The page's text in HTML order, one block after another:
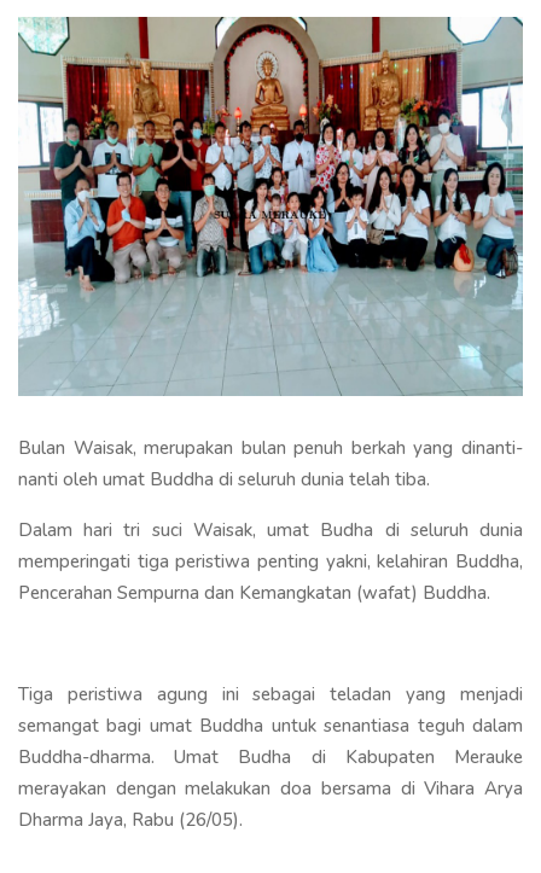
Bulan Waisak, merupakan bulan penuh berkah yang dinanti-
nanti oleh umat Buddha di seluruh dunia telah tiba.
Dalam hari tri suci Waisak, umat Budha di seluruh dunia
memperingati tiga peristiwa penting yakni, kelahiran Buddha,
Pencerahan Sempurna dan Kemangkatan (wafat) Buddha.
Tiga peristiwa agung ini sebagai teladan yang menjadi
semangat bagi umat Buddha untuk senantiasa teguh dalam
Buddha-dharma. Umat Budha di Kabupaten Merauke
merayakan dengan melakukan doa bersama di Vihara Arya
Dharma Jaya, Rabu (26/05).